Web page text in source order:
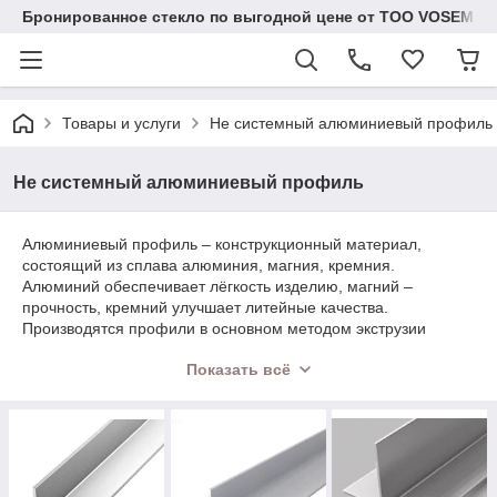
Бронированное стекло по выгодной цене от ТОО VOSEM
Товары и услуги Не системный алюминиевый профиль
Не системный алюминиевый профиль
Алюминиевый профиль – конструкционный материал,
состоящий из сплава алюминия, магния, кремния.
Алюминий обеспечивает лёгкость изделию, магний –
прочность, кремний улучшает литейные качества.
Производятся профили в основном методом экструзии
Алюминиевый профиль – универсальный материал,
мебели и т.п.
Преимущества алюминиевых профилей:
Показать всё